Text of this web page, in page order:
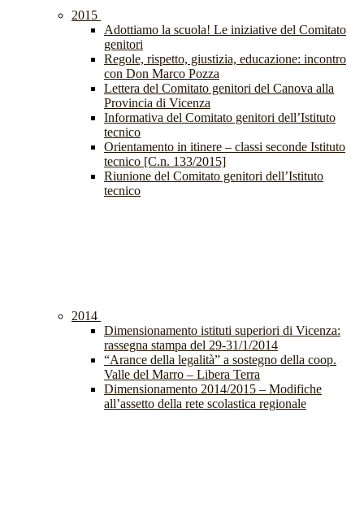
2015
Adottiamo la scuola! Le iniziative del Comitato
genitori
Regole, rispetto, giustizia, educazione: incontro
con Don Marco Pozza
Lettera del Comitato genitori del Canova alla
Provincia di Vicenza
Informativa del Comitato genitori dell’Istituto
tecnico
Orientamento in itinere – classi seconde Istituto
tecnico [C.n. 133/2015]
Riunione del Comitato genitori dell’Istituto
tecnico
2014
Dimensionamento istituti superiori di Vicenza:
rassegna stampa del 29-31/1/2014
“Arance della legalità” a sostegno della coop.
Valle del Marro – Libera Terra
Dimensionamento 2014/2015 – Modifiche
all’assetto della rete scolastica regionale